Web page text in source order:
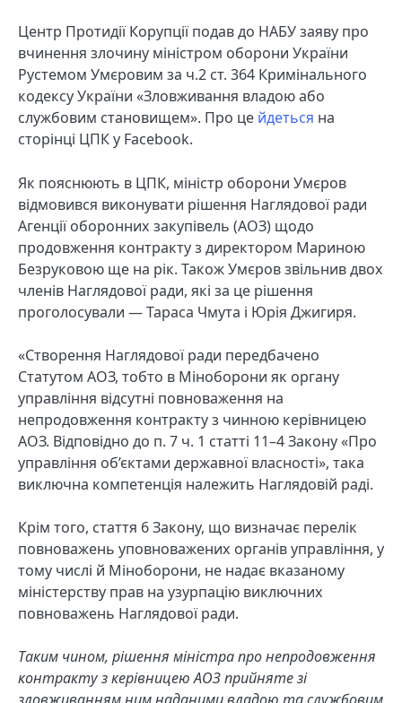
Центр Протидії Корупції подав до НАБУ заяву про
вчинення злочину міністром оборони України
Рустемом Умєровим за ч.2 ст. 364 Кримінального
кодексу України «Зловживання владою або
службовим становищем». Про це йдеться на
сторінці ЦПК у Facebook.
Як пояснюють в ЦПК, міністр оборони Умєров
відмовився виконувати рішення Наглядової ради
Агенції оборонних закупівель (АОЗ) щодо
продовження контракту з директором Мариною
Безруковою ще на рік. Також Умєров звільнив двох
членів Наглядової ради, які за це рішення
проголосували — Тараса Чмута і Юрія Джигиря.
«Створення Наглядової ради передбачено
Статутом АОЗ, тобто в Міноборони як органу
управління відсутні повноваження на
непродовження контракту з чинною керівницею
АОЗ. Відповідно до п. 7 ч. 1 статті 11–4 Закону «Про
управління об’єктами державної власності», така
виключна компетенція належить Наглядовій раді.
Крім того, стаття 6 Закону, що визначає перелік
повноважень уповноважених органів управління, у
тому числі й Міноборони, не надає вказаному
міністерству прав на узурпацію виключних
повноважень Наглядової ради.
Таким чином, рішення міністра про непродовження
контракту з керівницею АОЗ прийняте зі